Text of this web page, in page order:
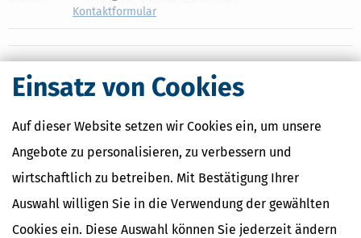
Einsatz von Cookies
Auf dieser Website setzen wir Cookies ein, um unsere
Angebote zu personalisieren, zu verbessern und
wirtschaftlich zu betreiben. Mit Bestätigung Ihrer
Auswahl willigen Sie in die Verwendung der gewählten
Cookies ein. Diese Auswahl können Sie jederzeit ändern
Kontaktformular